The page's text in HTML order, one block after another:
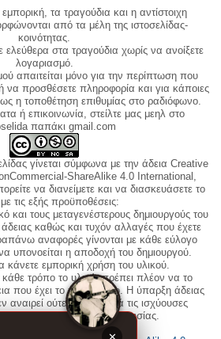
✕
εμπορική, τα τραγούδια και η αντίστοιχη
από τα μέλη της ιστοσελίδας-
κοινότητας.
ελεύθερα στα τραγούδια χωρίς να ανοίξετε
λογαριασμό.
απαιτείται μόνο για την περίπτωση που
να προσθέσετε πληροφορία και για κάποιες
η τοποθέτηση επιθυμίας στο ραδιόφωνο.
ή επικοινωνία, στείλτε μας μεηλ στο
παπάκι gmail.com
γίνεται σύμφωνα με την άδεια Creative
ShareAlike 4.0 International,
να διανείμετε και να διασκευάσετε το
τις εξής προϋποθέσεις:
και τους μεταγενέστερους δημιουργούς του
καθώς και τυχόν αλλαγές που έχετε
αναφορές γίνονται με κάθε εύλογο
υπονοείται η αποδοχή του δημιουργού.
κάνετε εμπορική χρήση του υλικού.
τρόπο το υλικό, πρέπει πλέον να το
που έχει το πρωτότυπο. Η ύπαρξη άδειας
ούτε υποκαθιστά τις ισχύουσες
περί πνευματικής ιδιοκτησίας.
work is licensed under a